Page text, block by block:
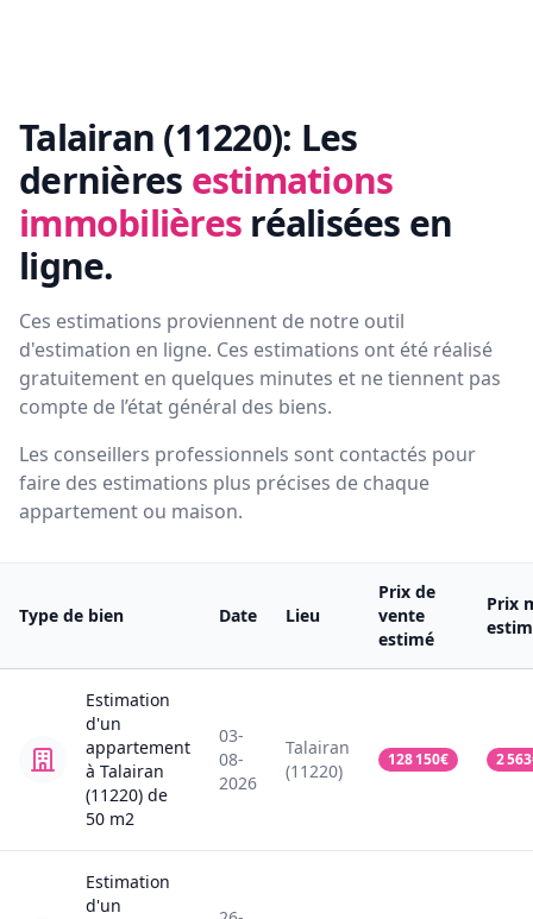
Talairan (11220): Les
dernières estimations
immobilières réalisées en
ligne.
Ces estimations proviennent de notre outil
d'estimation en ligne. Ces estimations ont été réalisé
gratuitement en quelques minutes et ne tiennent pas
compte de l’état général des biens.
Les conseillers professionnels sont contactés pour
faire des estimations plus précises de chaque
appartement ou maison.
Type de bien Date Lieu
Prix de
vente
estimé
Prix
Estimation
d'un
appartement
à Talairan
(11220) de
50 m2
03-
08-
2026
Talairan
(11220)
128 150€ 2 563
Estimation
d'un